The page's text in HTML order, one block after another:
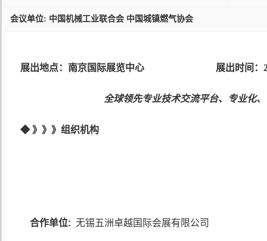
会议单位: 中国机械工业联合会 中国城镇燃气协会
展出地点：南京国际展览中心 展出时间：
全球领先专业技术交流平台、专业化
◆ 》》》组织机构
合作单位: 无锡五洲卓越国际会展有限公司